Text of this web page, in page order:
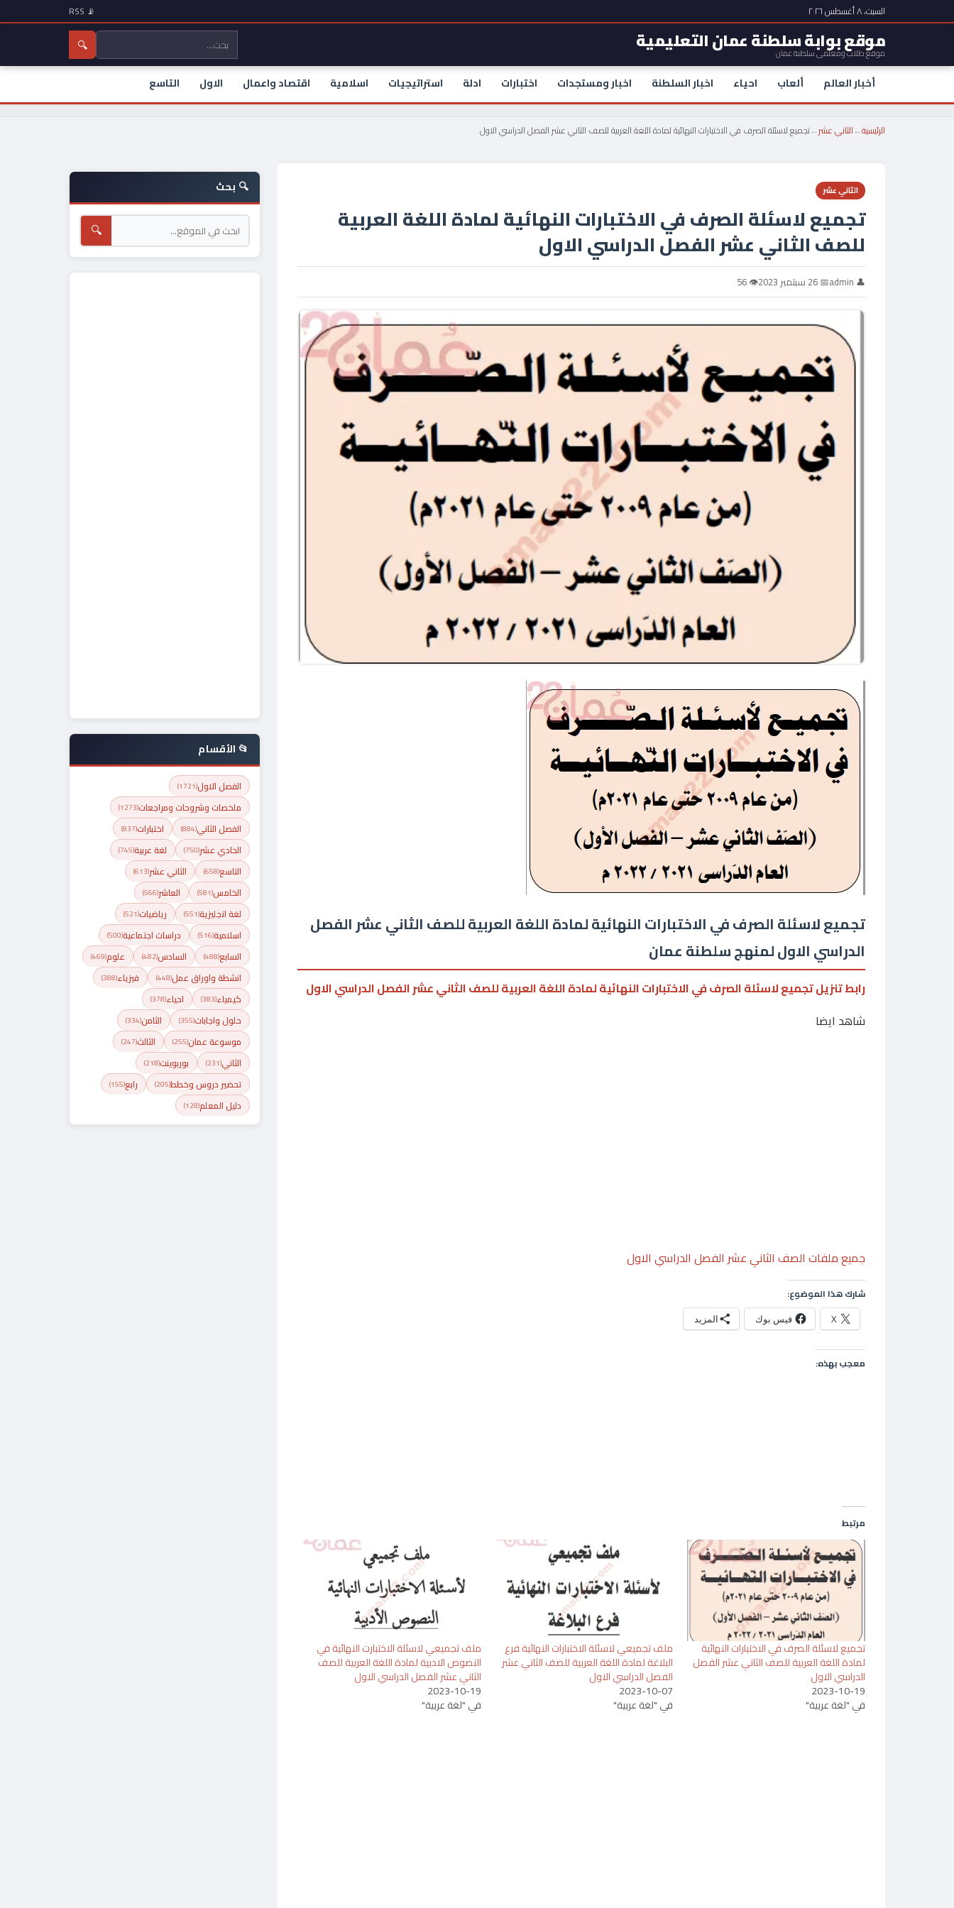
السبت، ٨ أغسطس ٢٠٢٦ 📡 RSS
موقع بوابة سلطنة عمان التعليمية
موقع طلاب ومعلمي سلطنة عمان
🔍
أخبار العالم ألعاب احياء اخبار السلطنة اخبار ومستجدات اختبارات ادلة استراتيجيات اسلامية اقتصاد واعمال الاول التاسع
الرئيسية←الثاني عشر←تجميع لاسئلة الصرف في الاختبارات النهائية لمادة اللغة العربية للصف الثاني عشر الفصل الدراسي الاول
الثاني عشر
تجميع لاسئلة الصرف في الاختبارات النهائية لمادة اللغة العربية
للصف الثاني عشر الفصل الدراسي الاول
👤 admin 📅 26 سبتمبر 2023 👁 56
تجميع لاسئلة الصرف في الاختبارات النهائية لمادة اللغة العربية للصف الثاني عشر الفصل
الدراسي الاول لمنهج سلطنة عمان
رابط تنزيل تجميع لاسئلة الصرف في الاختبارات النهائية لمادة اللغة العربية للصف الثاني عشر الفصل الدراسي الاول
شاهد ايضا
جميع ملفات الصف الثاني عشر الفصل الدراسي الاول
شارك هذا الموضوع:
X فيس بوك المزيد
معجب بهذه:
مرتبط
تجميع لاسئلة الصرف في الاختبارات النهائية
لمادة اللغة العربية للصف الثاني عشر الفصل
الدراسي الاول
2023-10-19
في "لغة عربية"
ملف تجميعي لاسئلة الاختبارات النهائية فرع
البلاغة لمادة اللغة العربية للصف الثاني عشر
الفصل الدراسي الاول
2023-10-07
في "لغة عربية"
ملف تجميعي لاسئلة الاختبارت النهائية في
النصوص الادبية لمادة اللغة العربية للصف
الثاني عشر الفصل الدراسي الاول
2023-10-19
في "لغة عربية"
🔍 بحث
🔍
📂 الأقسام
الفصل الاول(1721)
ملخصات وشروحات ومراجعات(1273)
الفصل الثاني(884) اختبارات(837)
الحادي عشر(750) لغة عربية(745)
التاسع(658) الثاني عشر(613)
الخامس(581) العاشر(566)
لغة انجليزية(551) رياضيات(521)
اسلامية(516) دراسات اجتماعية(500)
السابع(488) السادس(482) علوم(469)
انشطة واوراق عمل(448) فيزياء(388)
كيمياء(383) احياء(378)
حلول واجابات(355) الثامن(334)
موسوعة عمان(255) الثالث(247)
الثاني(231) بوربوينت(218)
تحضير دروس وخطط(205) رابع(155)
دليل المعلم(128)